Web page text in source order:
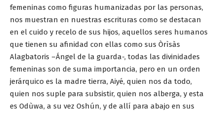
femeninas como figuras humanizadas por las personas,
nos muestran en nuestras escrituras como se destacan
en el cuido y recelo de sus hijos, aquellos seres humanos
que tienen su afinidad con ellas como sus Òrìsàs
Alagbatoris –Ángel de la guarda-, todas las divinidades
femeninas son de suma importancia, pero en un orden
jerárquico es la madre tierra, Aiyé, quien nos da todo,
quien nos suple para subsistir, quien nos alberga, y esta
es Odùwa, a su vez Oshún, y de allí para abajo en sus